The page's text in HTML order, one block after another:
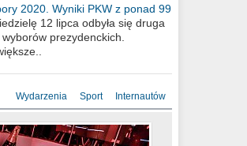
2020. Wyniki PKW z ponad 99
obwodów
12 lipca odbyła się druga
prezydenckich.
Wydarzenia Sport Internautów
31.12.2018
31.12.2018